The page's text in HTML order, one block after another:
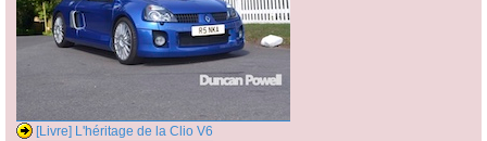
[Livre] L'héritage de la Clio V6